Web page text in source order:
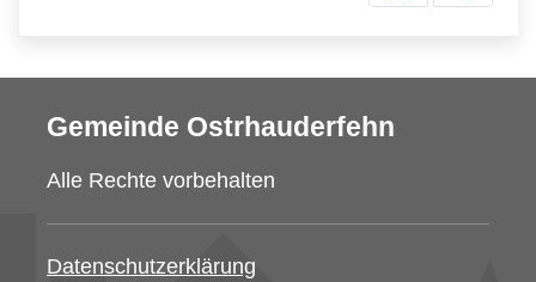
Gemeinde Ostrhauderfehn
Alle Rechte vorbehalten
Datenschutzerklärung